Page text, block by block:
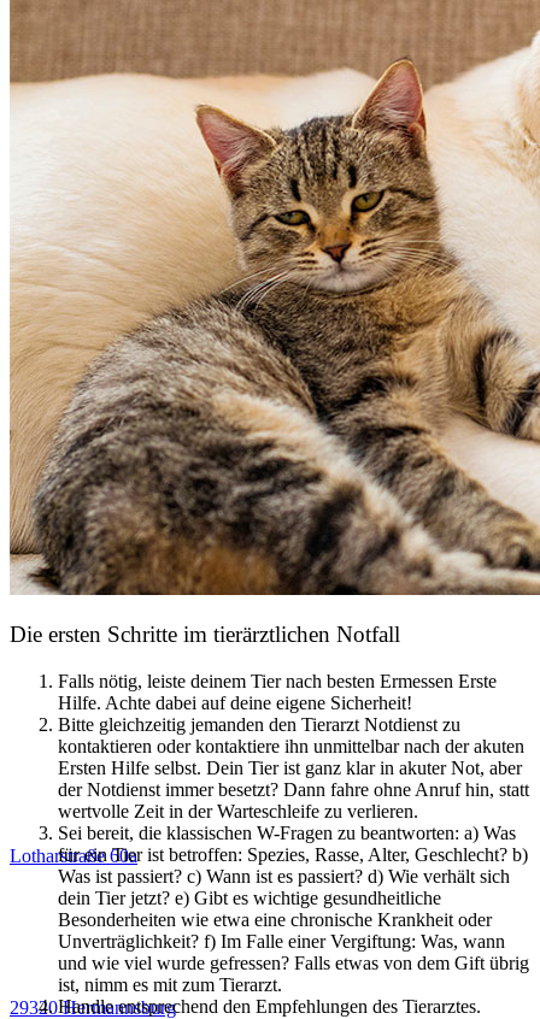
Lotharstraße 60a
Öffnungszeiten & Kontakt
Termin buchen
05052 94274
info@tierarztpraxis-hermannsburg.de
Lotharstraße 60a
29320 Hermannsburg
Die ersten Schritte im tierärztlichen Notfall
Falls nötig, leiste deinem Tier nach besten Ermessen Erste
Hilfe. Achte dabei auf deine eigene Sicherheit!
Bitte gleichzeitig jemanden den Tierarzt Notdienst zu
kontaktieren oder kontaktiere ihn unmittelbar nach der akuten
Ersten Hilfe selbst. Dein Tier ist ganz klar in akuter Not, aber
der Notdienst immer besetzt? Dann fahre ohne Anruf hin, statt
wertvolle Zeit in der Warteschleife zu verlieren.
Sei bereit, die klassischen W-Fragen zu beantworten: a) Was
für ein Tier ist betroffen: Spezies, Rasse, Alter, Geschlecht? b)
Was ist passiert? c) Wann ist es passiert? d) Wie verhält sich
dein Tier jetzt? e) Gibt es wichtige gesundheitliche
Besonderheiten wie etwa eine chronische Krankheit oder
Unverträglichkeit? f) Im Falle einer Vergiftung: Was, wann
und wie viel wurde gefressen? Falls etwas von dem Gift übrig
ist, nimm es mit zum Tierarzt.
Handle entsprechend den Empfehlungen des Tierarztes.